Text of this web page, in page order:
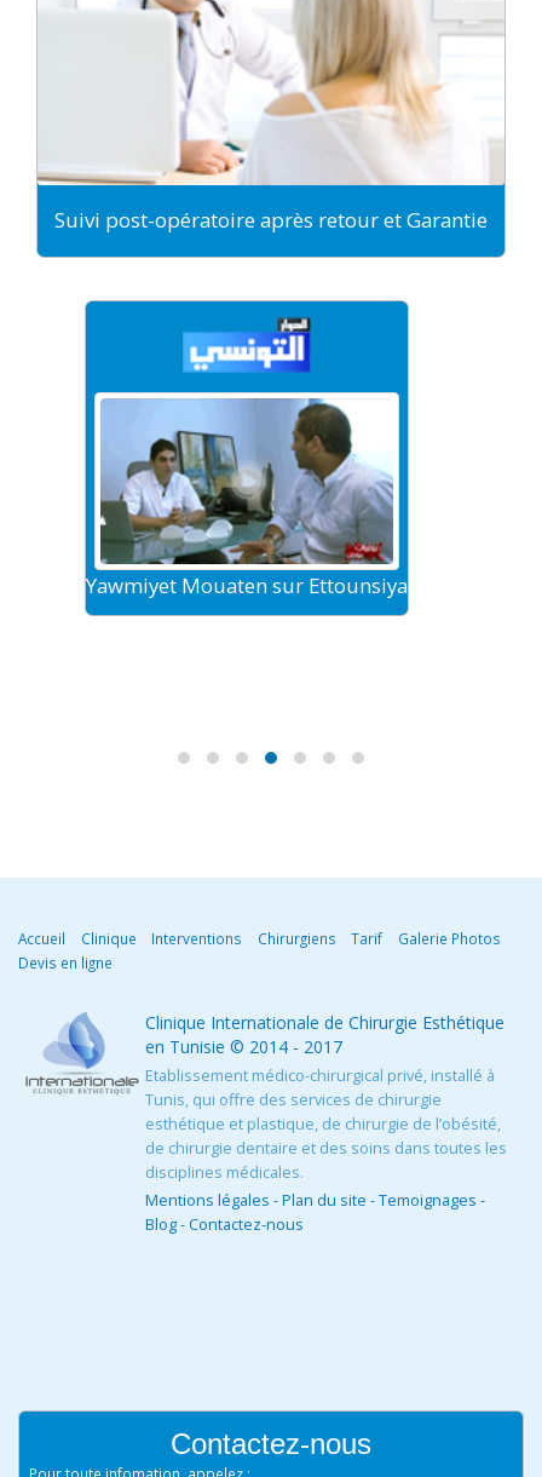
Suivi post-opératoire après retour et Garantie
Yawmiyet Mouaten sur Ettounsiya
Accueil Clinique Interventions Chirurgiens Tarif
Galerie Photos
Devis en ligne
Clinique Internationale de Chirurgie Esthétique
en Tunisie © 2014 - 2017
Etablissement médico-chirurgical privé, installé à
Tunis, qui offre des services de chirurgie
esthétique et plastique, de chirurgie de l’obésité,
de chirurgie dentaire et des soins dans toutes les
disciplines médicales.
Mentions légales -Plan du site -Temoignages -
Blog-Contactez-nous
Contactez-nous